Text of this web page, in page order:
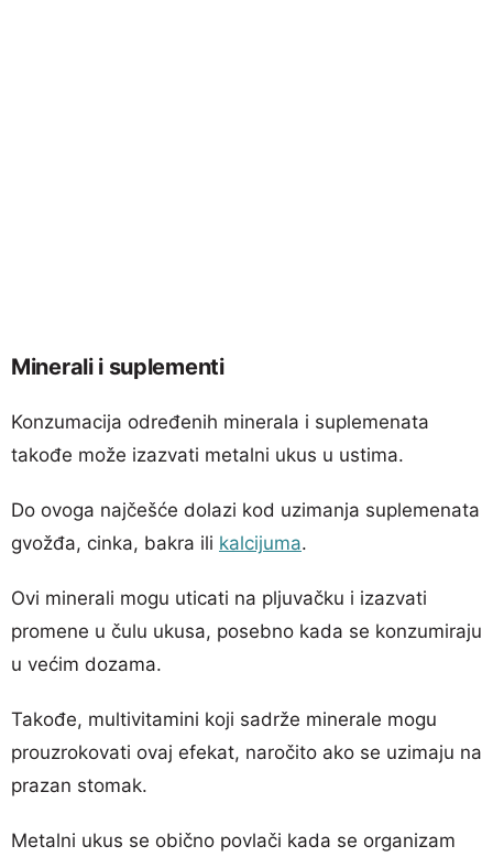
Minerali i suplementi
Konzumacija određenih minerala i suplemenata
takođe može izazvati metalni ukus u ustima.
Do ovoga najčešće dolazi kod uzimanja suplemenata
gvožđa, cinka, bakra ili kalcijuma.
Ovi minerali mogu uticati na pljuvačku i izazvati
promene u čulu ukusa, posebno kada se konzumiraju
u većim dozama.
Takođe, multivitamini koji sadrže minerale mogu
prouzrokovati ovaj efekat, naročito ako se uzimaju na
prazan stomak.
Metalni ukus se obično povlači kada se organizam